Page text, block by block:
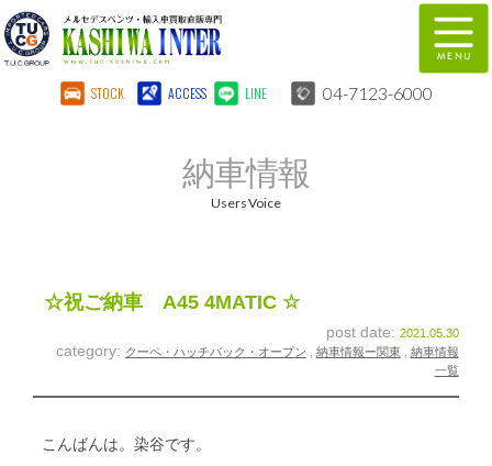
STOCK ACCESS LINE 04-7123-6000
全国納車
自動車保険
リクルート
納車情報
Users Voice
☆祝ご納車 A45 4MATIC ☆
post date: 2021.05.30
category: クーペ・ハッチバック・オープン 納車情報ー関東
納車情報
一覧
こんばんは。染谷です。